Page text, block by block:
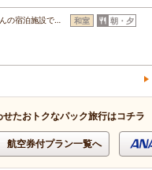
宿泊施設で… 和室 朝・夕
たおトクなパック旅行はコチラ
航空券付プラン一覧へ